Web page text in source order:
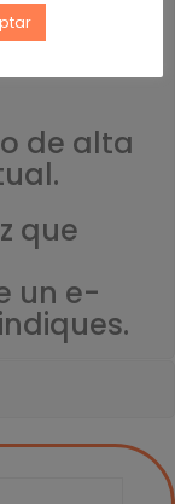
de alta
que
un e-